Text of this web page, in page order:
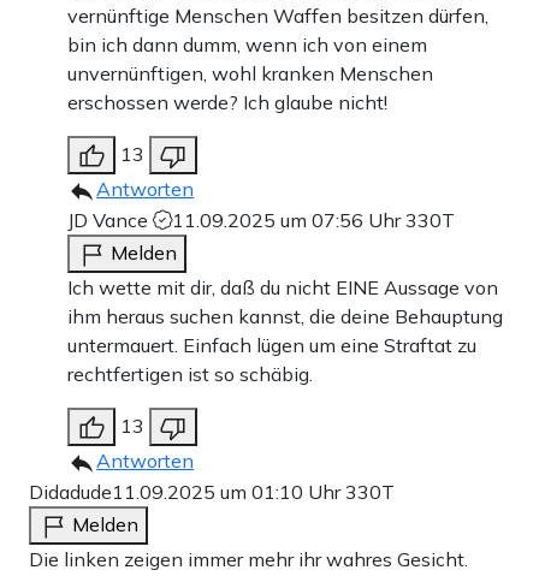
vernünftige Menschen Waffen besitzen dürfen,
bin ich dann dumm, wenn ich von einem
unvernünftigen, wohl kranken Menschen
erschossen werde? Ich glaube nicht!
13
Antworten
JD Vance
11.09.2025 um 07:56 Uhr330T
Melden
Ich wette mit dir, daß du nicht EINE Aussage von
ihm heraus suchen kannst, die deine Behauptung
untermauert. Einfach lügen um eine Straftat zu
rechtfertigen ist so schäbig.
13
Antworten
Didadude11.09.2025 um 01:10 Uhr330T
Melden
Die linken zeigen immer mehr ihr wahres Gesicht.